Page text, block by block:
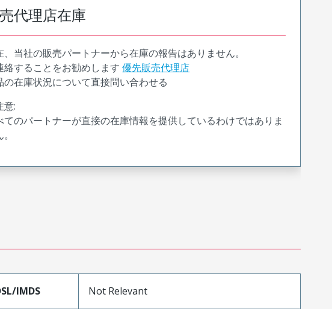
代理店在庫
、当社の販売パートナーから在庫の報告はありません。
絡することをお勧めします 優先販売代理店
の在庫状況について直接問い合わせる
意:
てのパートナーが直接の在庫情報を提供しているわけではありま
IMDS Not Relevant